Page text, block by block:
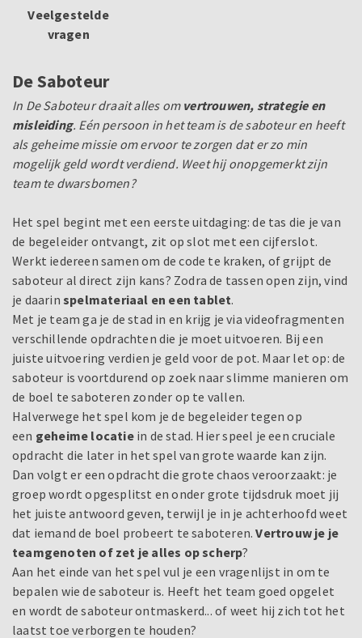
Veelgestelde
vragen
De Saboteur
In De Saboteur draait alles om vertrouwen, strategie en
misleiding. Eén persoon in het team is de saboteur en heeft
als geheime missie om ervoor te zorgen dat er zo min
mogelijk geld wordt verdiend. Weet hij onopgemerkt zijn
team te dwarsbomen?
Het spel begint met een eerste uitdaging: de tas die je van
de begeleider ontvangt, zit op slot met een cijferslot.
Werkt iedereen samen om de code te kraken, of grijpt de
saboteur al direct zijn kans? Zodra de tassen open zijn, vind
je daarinspelmateriaal en een tablet.
Met je team ga je de stad in en krijg je via videofragmenten
verschillende opdrachten die je moet uitvoeren. Bij een
juiste uitvoering verdien je geld voor de pot. Maar let op: de
saboteur is voortdurend op zoek naar slimme manieren om
de boel te saboteren zonder op te vallen.
Halverwege het spel kom je de begeleider tegen op
een geheime locatiein de stad. Hier speel je een cruciale
opdracht die later in het spel van grote waarde kan zijn.
Dan volgt er een opdracht die grote chaos veroorzaakt: je
groep wordt opgesplitst en onder grote tijdsdruk moet jij
het juiste antwoord geven, terwijl je in je achterhoofd weet
dat iemand de boel probeert te saboteren.Vertrouw je je
teamgenoten of zet je alles op scherp?
Aan het einde van het spel vul je een vragenlijst in om te
bepalen wie de saboteur is. Heeft het team goed opgelet
en wordt de saboteur ontmaskerd... of weet hij zich tot het
laatst toe verborgen te houden?